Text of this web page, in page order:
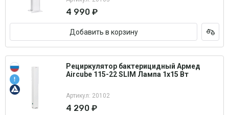
4 990 ₽
Добавить в корзину
Рециркулятор бактерицидный Армед
Aircube 115-22 SLIM Лампа 1х15 Вт
Артикул: 20102
4 290 ₽